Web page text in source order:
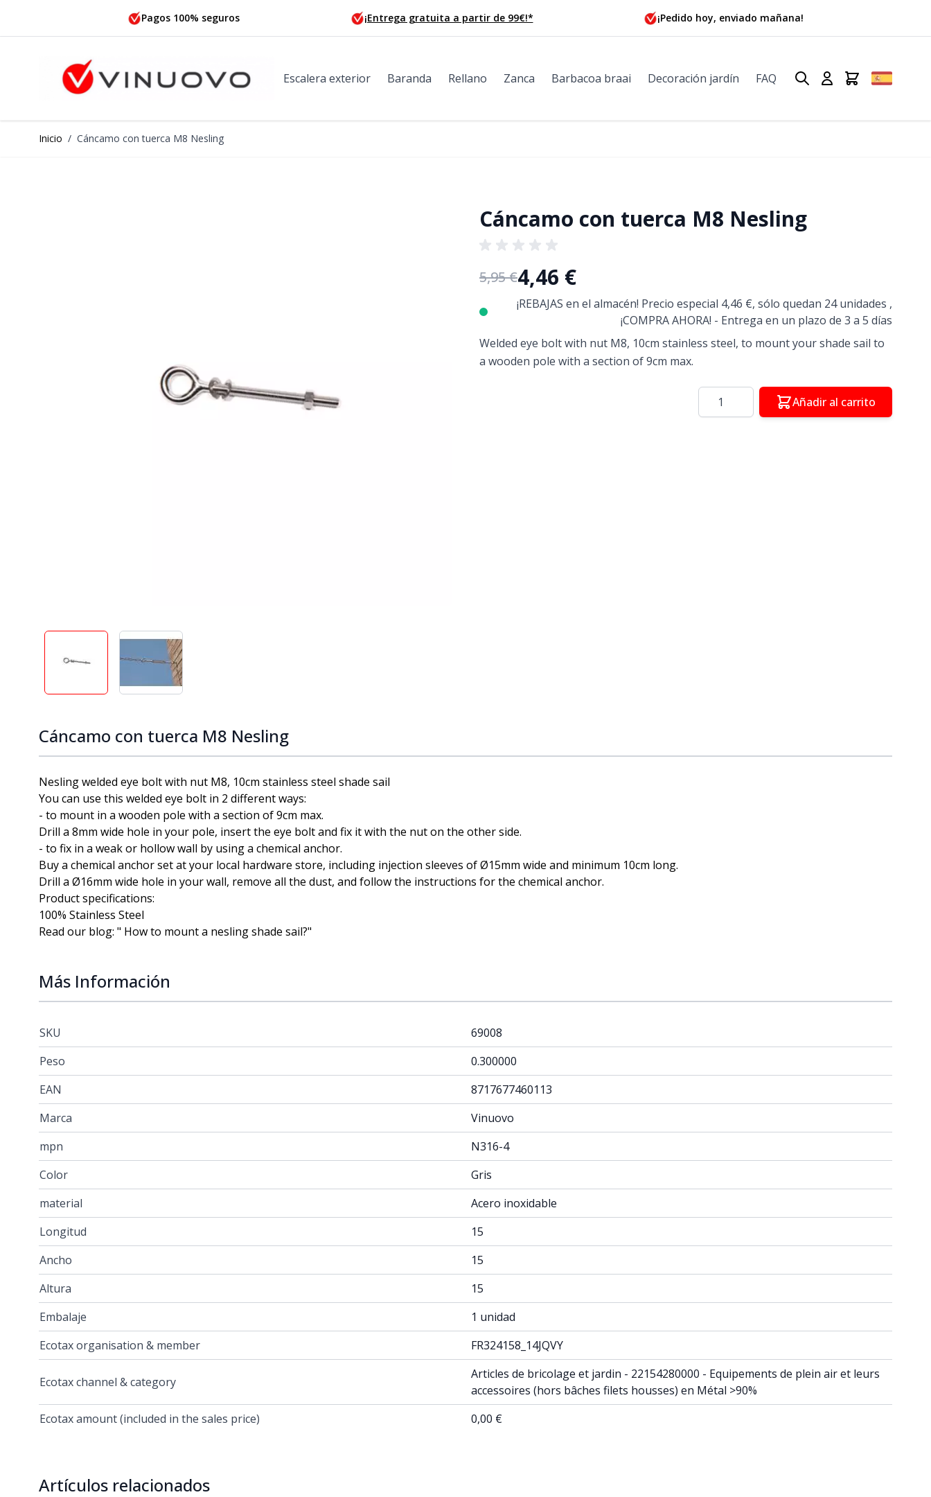
Pagos 100% seguros ¡Entrega gratuita a partir de 99€!* ¡Pedido hoy, enviado mañana!
Escalera exterior Baranda Rellano Zanca Barbacoa braai Decoración jardín FAQ
Inicio / Cáncamo con tuerca M8 Nesling
Cáncamo con tuerca M8 Nesling
View larger imageView larger image
5,95 €4,46 €
¡REBAJAS en el almacén! Precio especial 4,46 €, sólo quedan 24 unidades ,
¡COMPRA AHORA! - Entrega en un plazo de 3 a 5 días
Welded eye bolt with nut M8, 10cm stainless steel, to mount your shade sail to
a wooden pole with a section of 9cm max.
Cantidad Añadir al carrito
Cáncamo con tuerca M8 Nesling
Nesling welded eye bolt with nut M8, 10cm stainless steel shade sail
You can use this welded eye bolt in 2 different ways:
- to mount in a wooden pole with a section of 9cm max.
Drill a 8mm wide hole in your pole, insert the eye bolt and fix it with the nut on the other side.
- to fix in a weak or hollow wall by using a chemical anchor.
Buy a chemical anchor set at your local hardware store, including injection sleeves of Ø15mm wide and minimum 10cm long.
Drill a Ø16mm wide hole in your wall, remove all the dust, and follow the instructions for the chemical anchor.
Product specifications:
100% Stainless Steel
Read our blog: " How to mount a nesling shade sail?"
Más Información
SKU
69008
Peso
0.300000
EAN
8717677460113
Marca
Vinuovo
mpn
N316-4
Color
Gris
material
Acero inoxidable
Longitud
15
Ancho
15
Altura
15
Embalaje
1 unidad
Ecotax organisation & member
FR324158_14JQVY
Ecotax channel & category
Articles de bricolage et jardin - 22154280000 - Equipements de plein air et leurs
accessoires (hors bâches filets housses) en Métal >90%
Ecotax amount (included in the sales price)
0,00 €
Artículos relacionados